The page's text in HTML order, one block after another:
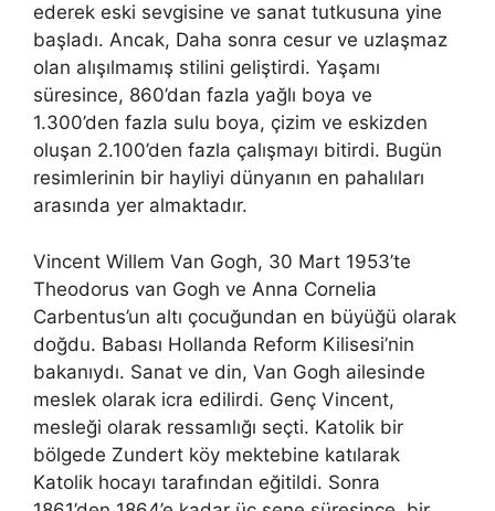
ederek eski sevgisine ve sanat tutkusuna yine
başladı. Ancak, Daha sonra cesur ve uzlaşmaz
olan alışılmamış stilini geliştirdi. Yaşamı
süresince, 860’dan fazla yağlı boya ve
1.300’den fazla sulu boya, çizim ve eskizden
oluşan 2.100’den fazla çalışmayı bitirdi. Bugün
resimlerinin bir hayliyi dünyanın en pahalıları
arasında yer almaktadır.
Vincent Willem Van Gogh, 30 Mart 1953’te
Theodorus van Gogh ve Anna Cornelia
Carbentus’un altı çocuğundan en büyüğü olarak
doğdu. Babası Hollanda Reform Kilisesi’nin
bakanıydı. Sanat ve din, Van Gogh ailesinde
meslek olarak icra edilirdi. Genç Vincent,
mesleği olarak ressamlığı seçti. Katolik bir
bölgede Zundert köy mektebine katılarak
Katolik hocayı tarafından eğitildi. Sonra